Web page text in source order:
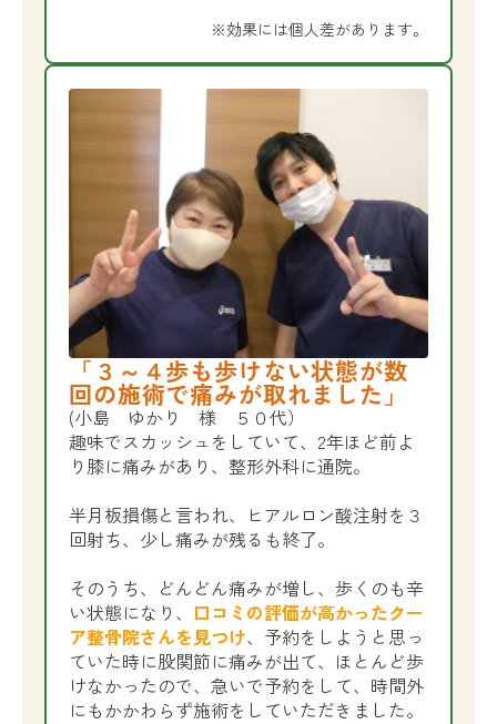
※効果には個人差があります。
「３～４歩も歩けない状態が数
回の施術で痛みが取れました」
(小島 ゆかり 様 ５０代）
趣味でスカッシュをしていて、2年ほど前よ
り膝に痛みがあり、整形外科に通院。
半月板損傷と言われ、ヒアルロン酸注射を３
回射ち、少し痛みが残るも終了。
そのうち、どんどん痛みが増し、歩くのも辛
い状態になり、 口コミの評価が高かったクー
ア整骨院さんを見つけ、予約をしようと思っ
ていた時に股関節に痛みが出て、ほとんど歩
けなかったので、急いで予約をして、時間外
にもかかわらず施術をしていただきました。